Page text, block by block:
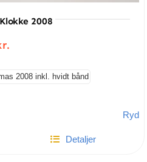
2008
800.00 kr.
2008 inkl. hvidt bånd
Ryd
Detaljer